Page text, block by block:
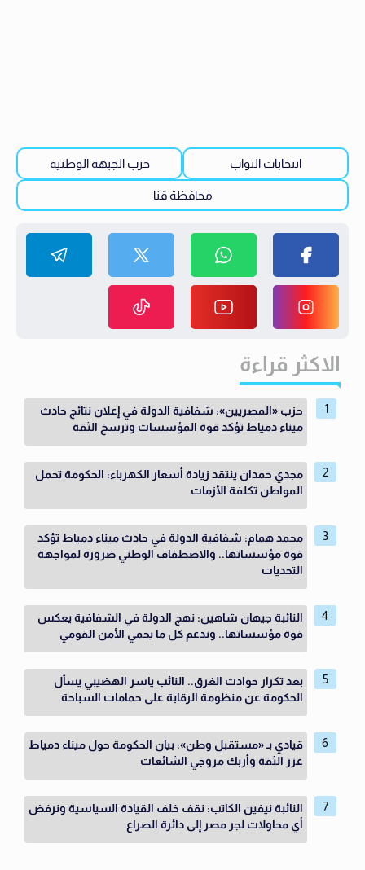
انتخابات النواب حزب الجبهة الوطنية
محافظة قنا
الاكثر قراءة
حزب «المصريين»: شفافية الدولة في إعلان نتائج حادث
ميناء دمياط تؤكد قوة المؤسسات وترسخ الثقة
مجدي حمدان ينتقد زيادة أسعار الكهرباء: الحكومة تحمل
المواطن تكلفة الأزمات
محمد همام: شفافية الدولة في حادث ميناء دمياط تؤكد
قوة مؤسساتها.. والاصطفاف الوطني ضرورة لمواجهة
التحديات
النائبة جيهان شاهين: نهج الدولة في الشفافية يعكس
قوة مؤسساتها.. وندعم كل ما يحمي الأمن القومي
بعد تكرار حوادث الغرق.. النائب ياسر الهضيبي يسأل
الحكومة عن منظومة الرقابة على حمامات السباحة
قيادي بـ «مستقبل وطن»: بيان الحكومة حول ميناء دمياط
عزز الثقة وأربك مروجي الشائعات
النائبة نيفين الكاتب: نقف خلف القيادة السياسية ونرفض
أي محاولات لجر مصر إلى دائرة الصراع